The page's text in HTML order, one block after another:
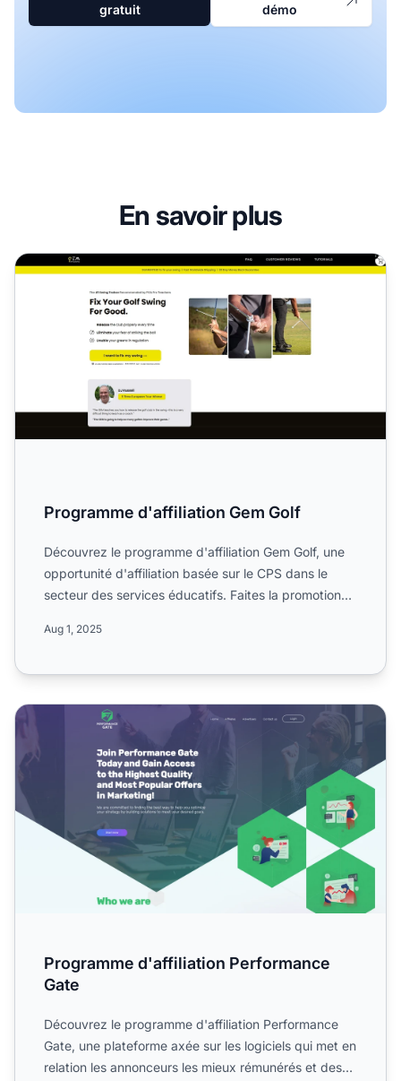
gratuit
démo
En savoir plus
Programme d'affiliation Gem Golf
Programme d'affiliation Gem Golf
Découvrez le programme d'affiliation Gem Golf, une
opportunité d'affiliation basée sur le CPS dans le
secteur des services éducatifs. Faites la promotion
Aug 1, 2025
Programme d'affiliation Performance Gate
Programme d'affiliation Performance
Gate
Découvrez le programme d'affiliation Performance
Gate, une plateforme axée sur les logiciels qui met en
relation les annonceurs les mieux rémunérés et des